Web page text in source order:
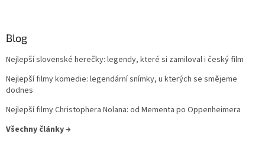
Blog
Nejlepší slovenské herečky: legendy, které si zamiloval i český film
Nejlepší filmy komedie: legendární snímky, u kterých se smějeme
dodnes
Nejlepší filmy Christophera Nolana: od Mementa po Oppenheimera
Všechny články →